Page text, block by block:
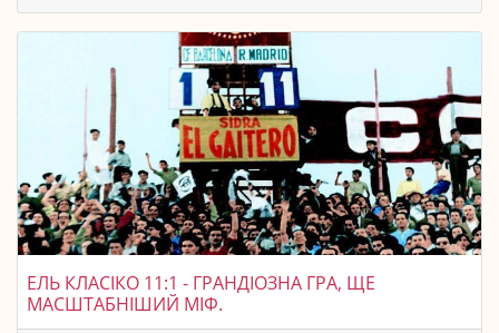
ЕЛЬ КЛАСІКО 11:1 - ГРАНДІОЗНА ГРА, ЩЕ
МАСШТАБНІШИЙ МІФ.